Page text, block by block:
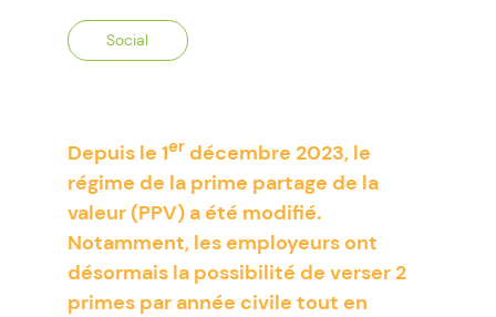
Social
Depuis le 1erdécembre 2023, le
régime de la prime partage de la
valeur (PPV) a été modifié.
Notamment, les employeurs ont
désormais la possibilité de verser 2
primes par année civile tout en